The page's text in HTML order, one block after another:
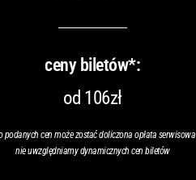
ceny biletów*:
od 106zł
podanych cen może zostać doliczona opłata serwisowa
nie uwzględniamy dynamicznych cen biletów